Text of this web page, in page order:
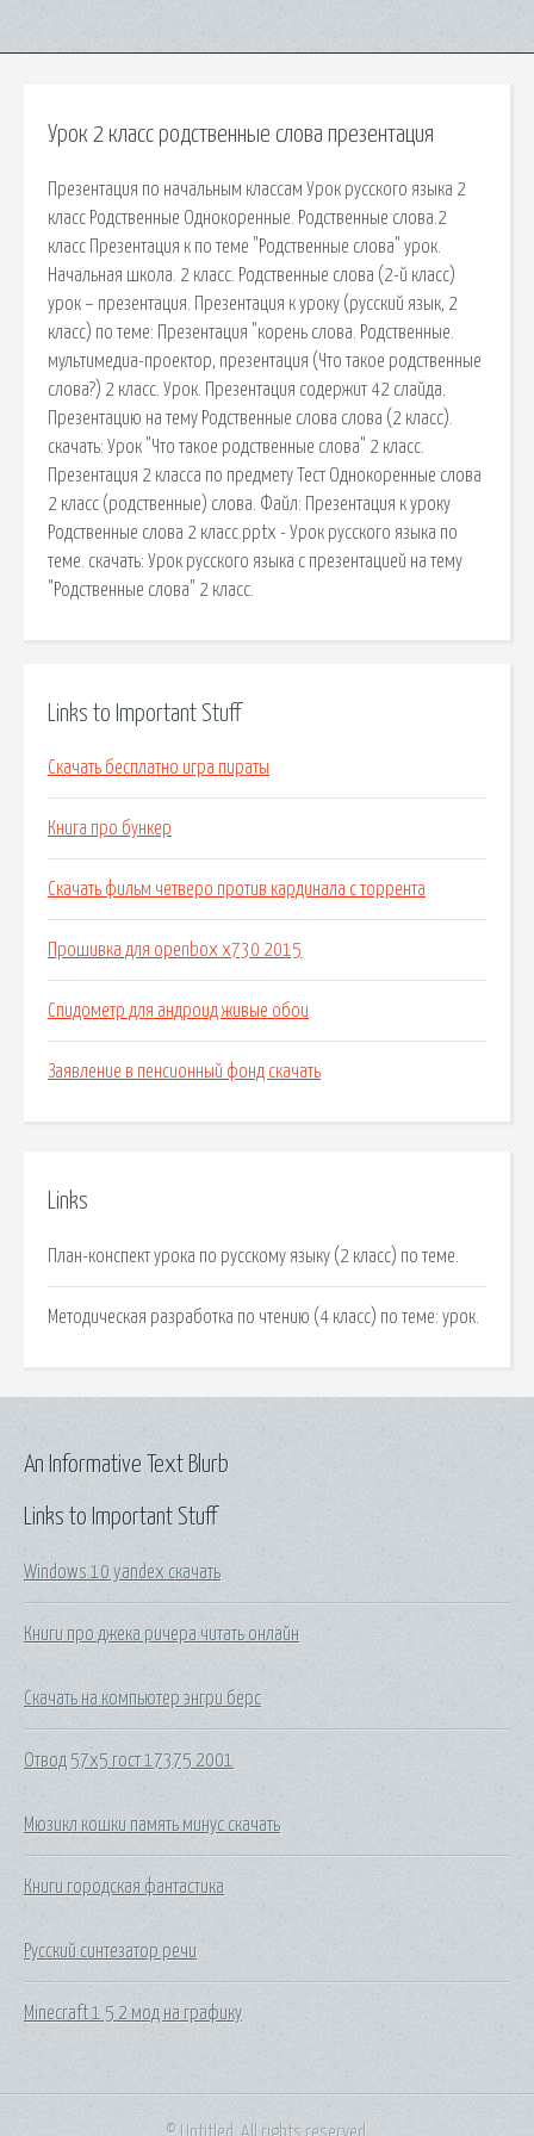
Урок 2 класс родственные слова презентация
Презентация по начальным классам Урок русского языка 2
класс Родственные Однокоренные. Родственные слова.2
класс Презентация к по теме "Родственные слова" урок.
Начальная школа. 2 класс. Родственные слова (2-й класс)
урок – презентация. Презентация к уроку (русский язык, 2
класс) по теме: Презентация "корень слова. Родственные.
мультимедиа-проектор, презентация (Что такое родственные
слова?) 2 класс. Урок. Презентация содержит 42 слайда.
Презентацию на тему Родственные слова слова (2 класс).
cкачать: Урок "Что такое родственные слова" 2 класс.
Презентация 2 класса по предмету Тест Однокоренные слова
2 класс (родственные) слова. Файл: Презентация к уроку
Родственные слова 2 класс.pptx - Урок русского языка по
теме. cкачать: Урок русского языка с презентацией на тему
"Родственные слова" 2 класс.
Links to Important Stuff
Скачать бесплатно игра пираты
Книга про бункер
Скачать фильм четверо против кардинала с торрента
Прошивка для openbox x730 2015
Спидометр для андроид живые обои
Заявление в пенсионный фонд скачать
Links
План-конспект урока по русскому языку (2 класс) по теме.
Методическая разработка по чтению (4 класс) по теме: урок.
Links to Important Stuff
Windows 10 yandex скачать
Книги про джека ричера читать онлайн
Скачать на компьютер энгри берс
Отвод 57х5 гост 17375 2001
Мюзикл кошки память минус скачать
Книги городская фантастика
Русский синтезатор речи
Minecraft 1 5 2 мод на графику
An Informative Text Blurb
© Untitled. All rights reserved.